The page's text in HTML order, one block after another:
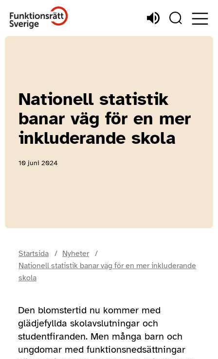
Nationell statistik
banar väg för en mer
inkluderande skola
10 juni 2024
Startsida
Nyheter
Nationell statistik banar väg för en mer inkluderande
skola
Den blomstertid nu kommer med
glädjefyllda skolavslutningar och
studentfiranden. Men många barn och
ungdomar med funktionsnedsättningar